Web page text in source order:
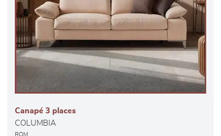
Canapé 3 places
COLUMBIA
ROM